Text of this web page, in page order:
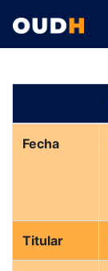
Fecha
Titular